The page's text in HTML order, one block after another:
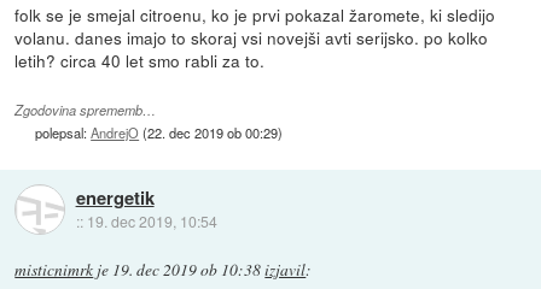
folk se je smejal citroenu, ko je prvi pokazal žaromete, ki sledijo
volanu. danes imajo to skoraj vsi novejši avti serijsko. po kolko
letih? circa 40 let smo rabli za to.
Zgodovina sprememb…
polepsal:AndrejO(22. dec 2019 ob 00:29)
energetik
:: 19. dec 2019, 10:54
misticnimrk je 19. dec 2019 ob 10:38izjavil: